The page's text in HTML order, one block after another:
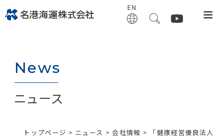
News
ニュース
トップページ > ニュース >会社情報 > 「健康経営優良法人